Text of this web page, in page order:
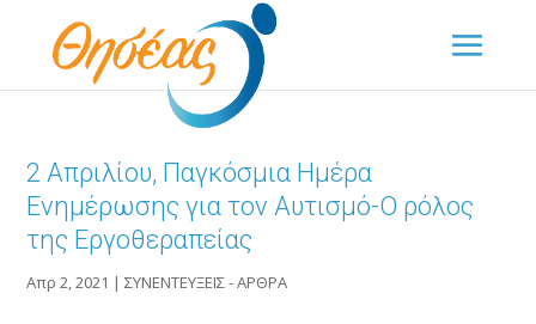
2 Απριλίου, Παγκόσμια Ημέρα
Ενημέρωσης για τον Αυτισμό-Ο ρόλος
της Εργοθεραπείας
Απρ 2, 2021 |ΣΥΝΕΝΤΕΥΞΕΙΣ - ΑΡΘΡΑ